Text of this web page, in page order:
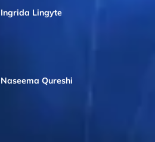
Ingrida Lingyte
Naseema Qureshi